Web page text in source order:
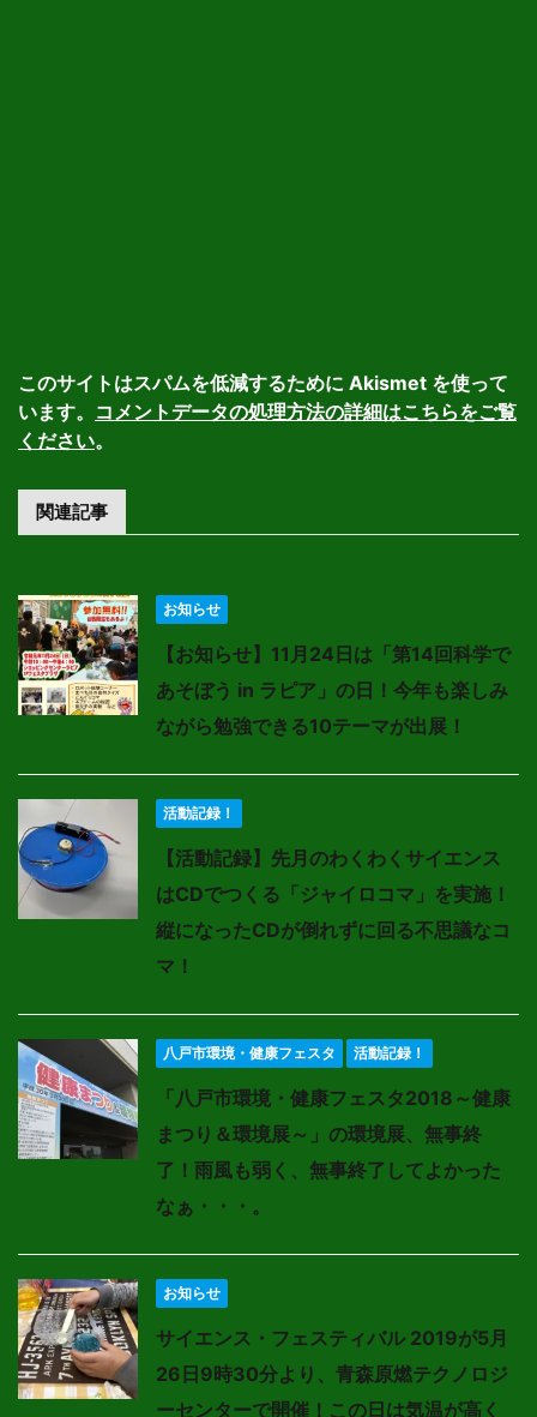
このサイトはスパムを低減するために Akismet を使って
います。 コメントデータの処理方法の詳細はこちらをご覧
ください。
関連記事
お知らせ
【お知らせ】11月24日は「第14回科学で
あそぼう in ラピア」の日！今年も楽しみ
ながら勉強できる10テーマが出展！
活動記録！
【活動記録】先月のわくわくサイエンス
はCDでつくる「ジャイロコマ」を実施！
縦になったCDが倒れずに回る不思議なコ
マ！
八戸市環境・健康フェスタ 活動記録！
「八戸市環境・健康フェスタ2018～健康
まつり＆環境展～」の環境展、無事終
了！雨風も弱く、無事終了してよかった
なぁ・・・。
お知らせ
サイエンス・フェスティバル 2019が5月
26日9時30分より、青森原燃テクノロジ
ーセンターで開催！この日は気温が高く